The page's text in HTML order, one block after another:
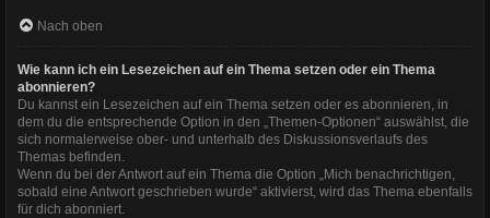
Nach oben
Wie kann ich ein Lesezeichen auf ein Thema setzen oder ein Thema
abonnieren?
Du kannst ein Lesezeichen auf ein Thema setzen oder es abonnieren, in
dem du die entsprechende Option in den „Themen-Optionen“ auswählst, die
sich normalerweise ober- und unterhalb des Diskussionsverlaufs des
Themas befinden.
Wenn du bei der Antwort auf ein Thema die Option „Mich benachrichtigen,
sobald eine Antwort geschrieben wurde“ aktivierst, wird das Thema ebenfalls
für dich abonniert.